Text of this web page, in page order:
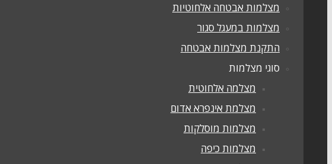
מצלמות אבטחה אלחוטיות
מצלמות במעגל סגור
התקנת מצלמות אבטחה
סוגי מצלמות
מצלמה אלחוטית
מצלמת אינפרא אדום
מצלמות מוסלקות
מצלמות כיפה